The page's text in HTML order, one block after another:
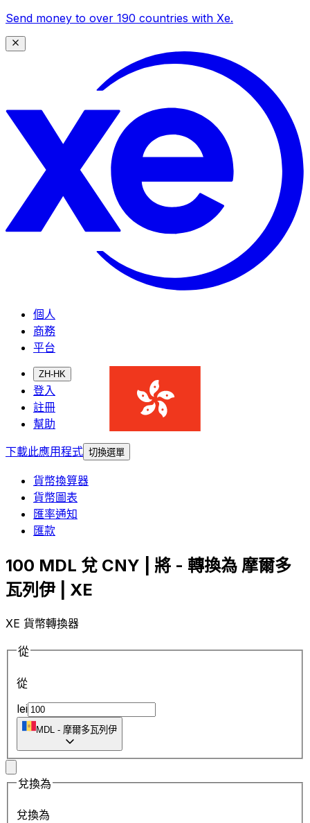
Send money to over 190 countries with Xe.
個人
商務
平台
ZH-HK
登入
註冊
幫助
下載此應用程式 切換選單
貨幣換算器
貨幣圖表
匯率通知
匯款
100 MDL 兌 CNY | 將 - 轉換為 摩爾多
瓦列伊 | XE
XE 貨幣轉換器
從
從
lei
MDL - 摩爾多瓦列伊
兌換為
兌換為